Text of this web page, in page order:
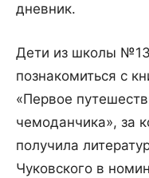
дневник.
Дети из школы
познакомиться с
«Первое
чемоданчика», за
получила
Чуковского в